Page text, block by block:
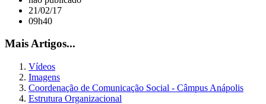
21/02/17
09h40
Mais Artigos...
Vídeos
Imagens
Coordenação de Comunicação Social - Câmpus Anápolis
Estrutura Organizacional